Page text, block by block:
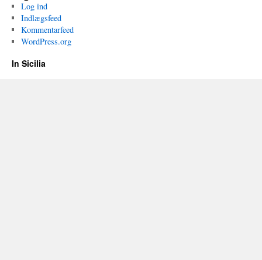
Log ind
Indlægsfeed
Kommentarfeed
WordPress.org
In Sicilia